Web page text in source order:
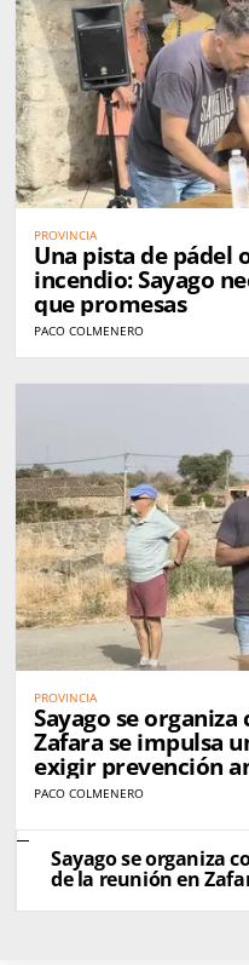
PROVINCIA
Una pista de pádel
incendio: Sayago
que promesas
PACO COLMENERO
PROVINCIA
Sayago se
Zafara se impulsa
exigir prevención
próximo incendio
PACO COLMENERO
Sayago se organiza
de la reunión en